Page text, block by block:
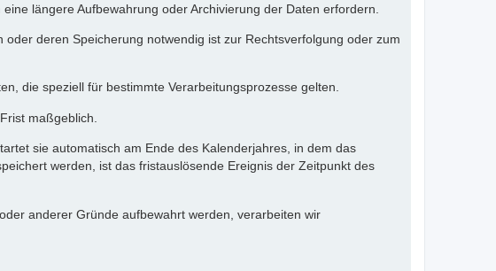
längere Aufbewahrung oder Archivierung der Daten erfordern.
deren Speicherung notwendig ist zur Rechtsverfolgung oder zum
die speziell für bestimmte Verarbeitungsprozesse gelten.
maßgeblich.
sie automatisch am Ende des Kalenderjahres, in dem das
werden, ist das fristauslösende Ereignis der Zeitpunkt des
anderer Gründe aufbewahrt werden, verarbeiten wir